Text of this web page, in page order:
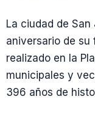
La ciudad de
aniversario de su
realizado en la
municipales y
396 años de